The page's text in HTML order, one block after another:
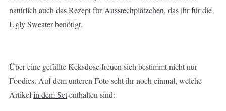
natürlich auch das Rezept für Ausstechplätzchen, das ihr für die
Ugly Sweater benötigt.
Über eine gefüllte Keksdose freuen sich bestimmt nicht nur
Foodies. Auf dem unteren Foto seht ihr noch einmal, welche
Artikel in dem Setenthalten sind: